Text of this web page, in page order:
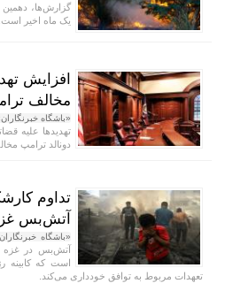
گزارش‌ها،
یک ماه اخیر است.
افزایش
مخالف
«باشگاه
تهدید‌ها علیه
دونالد ترامپ
تداوم
آتش‌بس
«باشگاه
آتش‌بس در غزه
است که کابینه
تعهدات مربوط به توافق خودداری می‌کند.